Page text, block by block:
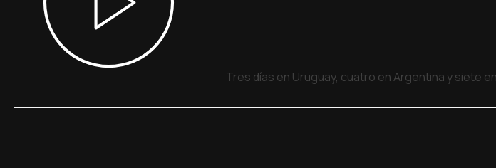
Tres días en Uruguay, cuatro en Argentina y siete